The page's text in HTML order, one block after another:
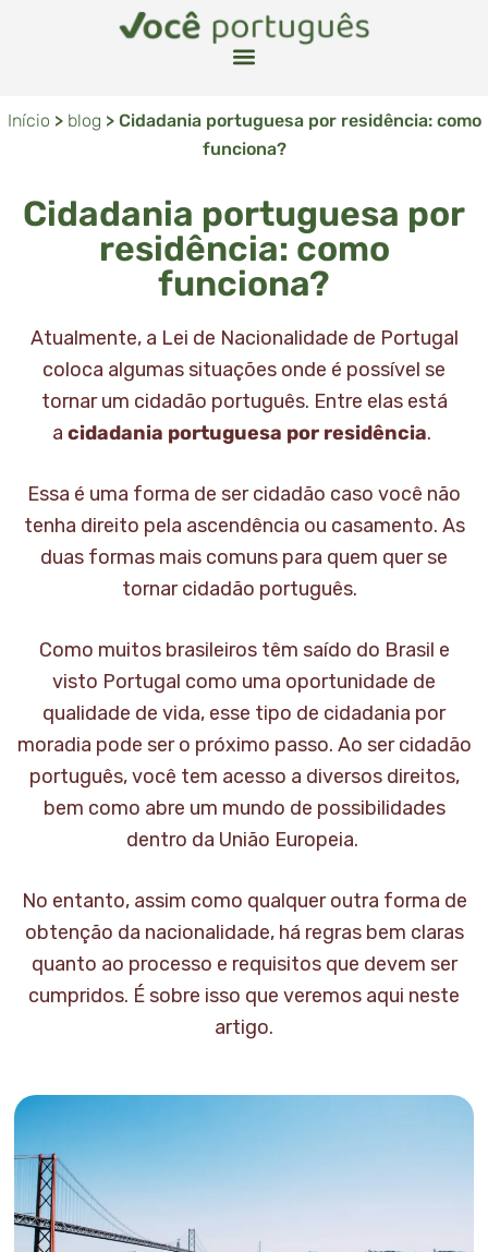
Início > blog > Cidadania portuguesa por residência: como
funciona?
Cidadania portuguesa por
residência: como
funciona?
Atualmente, a Lei de Nacionalidade de Portugal
coloca algumas situações onde é possível se
tornar um cidadão português. Entre elas está
a cidadania portuguesa por residência.
Essa é uma forma de ser cidadão caso você não
tenha direito pela ascendência ou casamento. As
duas formas mais comuns para quem quer se
tornar cidadão português.
Como muitos brasileiros têm saído do Brasil e
visto Portugal como uma oportunidade de
qualidade de vida, esse tipo de cidadania por
moradia pode ser o próximo passo. Ao ser cidadão
português, você tem acesso a diversos direitos,
bem como abre um mundo de possibilidades
dentro da União Europeia.
No entanto, assim como qualquer outra forma de
obtenção da nacionalidade, há regras bem claras
quanto ao processo e requisitos que devem ser
cumpridos. É sobre isso que veremos aqui neste
artigo.